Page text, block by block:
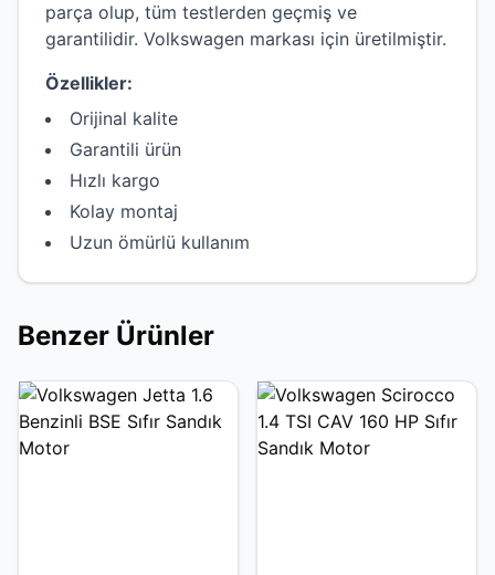
parça olup, tüm testlerden geçmiş ve
garantilidir. Volkswagen markası için üretilmiştir.
Özellikler:
Orijinal kalite
Garantili ürün
Hızlı kargo
Kolay montaj
Uzun ömürlü kullanım
Benzer Ürünler